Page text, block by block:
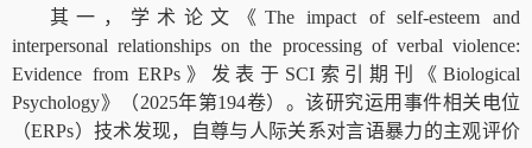
其一，学术论文
《 The impact of self-esteem and
interpersonal relationships on the processing of verbal violence:
Evidence from ERPs 》发表于 SCI索引期刊《Biological
Psychology》（2025年第194卷）。该研究运用事件相关电位
（ERPs）技术发现，自尊与人际关系对言语暴力的主观评价